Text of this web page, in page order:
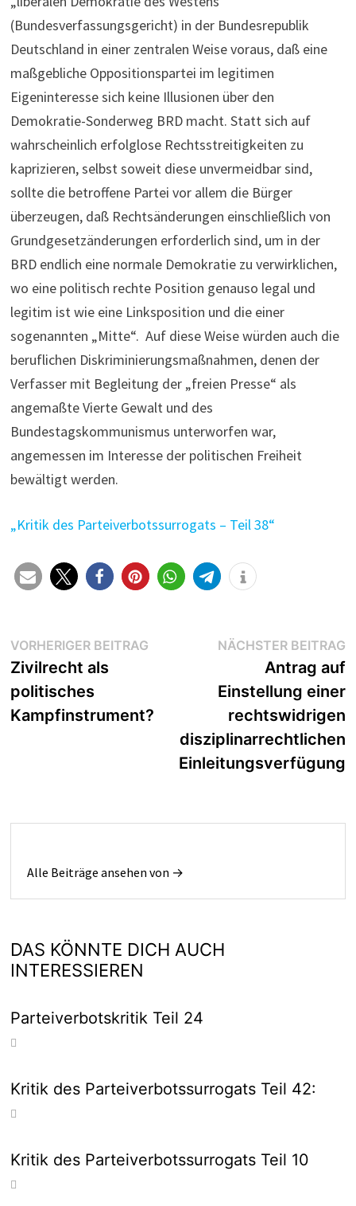
(Bundesverfassungsgericht) in der Bundesrepublik
Deutschland in einer zentralen Weise voraus, daß eine
maßgebliche Oppositionspartei im legitimen
Eigeninteresse sich keine Illusionen über den
Demokratie-Sonderweg BRD macht. Statt sich auf
wahrscheinlich erfolglose Rechtsstreitigkeiten zu
kaprizieren, selbst soweit diese unvermeidbar sind,
sollte die betroffene Partei vor allem die Bürger
überzeugen, daß Rechtsänderungen einschließlich von
Grundgesetzänderungen erforderlich sind, um in der
BRD endlich eine normale Demokratie zu verwirklichen,
wo eine politisch rechte Position genauso legal und
legitim ist wie eine Linksposition und die einer
sogenannten „Mitte“. Auf diese Weise würden auch die
beruflichen Diskriminierungsmaßnahmen, denen der
Verfasser mit Begleitung der „freien Presse“ als
angemaßte Vierte Gewalt und des
Bundestagskommunismus unterworfen war,
angemessen im Interesse der politischen Freiheit
bewältigt werden.
„Kritik des Parteiverbotssurrogats – Teil 38“
Beitragsnavigation
VORHERIGER BEITRAGVorheriger
Zivilrecht als
politisches
Kampfinstrument?
NÄCHSTER BEITRAG
Antrag auf
Einstellung einer
rechtswidrigen
disziplinarrechtlichen
Einleitungsverfügung
Alle Beiträge ansehen von →
DAS KÖNNTE DICH AUCH
INTERESSIEREN
Parteiverbotskritik Teil 24
Kritik des Parteiverbotssurrogats Teil 42:
Kritik des Parteiverbotssurrogats Teil 10